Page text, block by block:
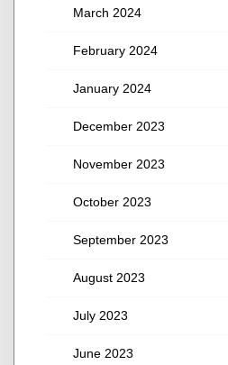
March 2024
February 2024
January 2024
December 2023
November 2023
October 2023
September 2023
August 2023
July 2023
June 2023